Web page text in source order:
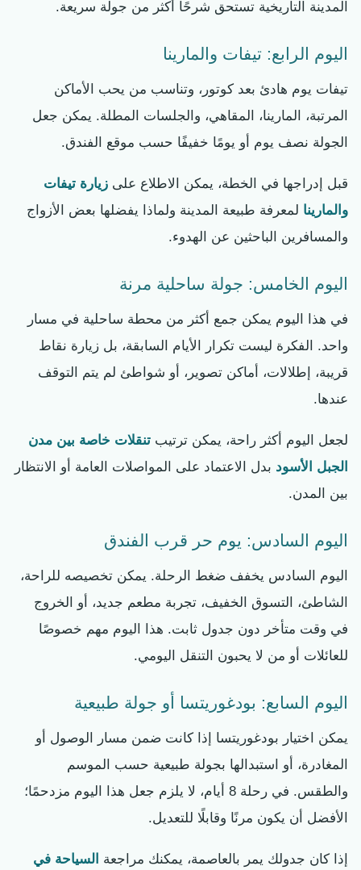
المدينة التاريخية تستحق شرحًا أكثر من جولة سريعة.
اليوم الرابع: تيفات والمارينا
تيفات يوم هادئ بعد كوتور، وتناسب من يحب الأماكن
المرتبة، المارينا، المقاهي، والجلسات المطلة. يمكن جعل
الجولة نصف يوم أو يومًا خفيفًا حسب موقع الفندق.
قبل إدراجها في الخطة، يمكن الاطلاع على زيارة تيفات
والمارينا لمعرفة طبيعة المدينة ولماذا يفضلها بعض الأزواج
والمسافرين الباحثين عن الهدوء.
اليوم الخامس: جولة ساحلية مرنة
في هذا اليوم يمكن جمع أكثر من محطة ساحلية في مسار
واحد. الفكرة ليست تكرار الأيام السابقة، بل زيارة نقاط
قريبة، إطلالات، أماكن تصوير، أو شواطئ لم يتم التوقف
عندها.
لجعل اليوم أكثر راحة، يمكن ترتيب تنقلات خاصة بين مدن
الجبل الأسود بدل الاعتماد على المواصلات العامة أو الانتظار
بين المدن.
اليوم السادس: يوم حر قرب الفندق
اليوم السادس يخفف ضغط الرحلة. يمكن تخصيصه للراحة،
الشاطئ، التسوق الخفيف، تجربة مطعم جديد، أو الخروج
في وقت متأخر دون جدول ثابت. هذا اليوم مهم خصوصًا
للعائلات أو من لا يحبون التنقل اليومي.
اليوم السابع: بودغوريتسا أو جولة طبيعية
يمكن اختيار بودغوريتسا إذا كانت ضمن مسار الوصول أو
المغادرة، أو استبدالها بجولة طبيعية حسب الموسم
والطقس. في رحلة 8 أيام، لا يلزم جعل هذا اليوم مزدحمًا؛
الأفضل أن يكون مرنًا وقابلًا للتعديل.
إذا كان جدولك يمر بالعاصمة، يمكنك مراجعة السياحة في